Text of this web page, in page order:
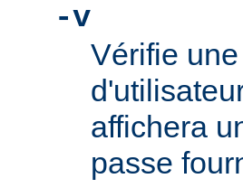
-v
Vérifie
affichera
passe